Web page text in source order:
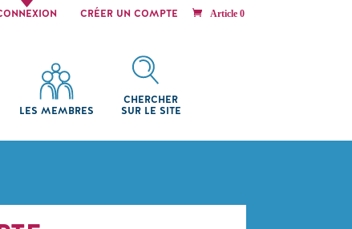
CRÉER UN COMPTE Article 0
LES MEMBRES
CHERCHER
SUR LE SITE